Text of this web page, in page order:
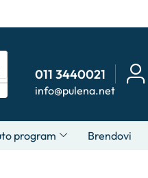
011 3440021
info@pulena.net
program Brendovi